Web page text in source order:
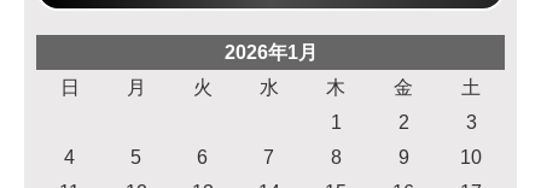
2026年1月
日
月 火 水 木 金
土
1
2
3
4
5 6 7 8 9
10